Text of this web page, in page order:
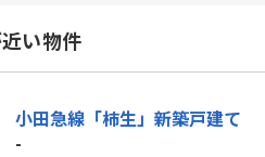
い物件
小田急線「柿生」新築戸建て
-